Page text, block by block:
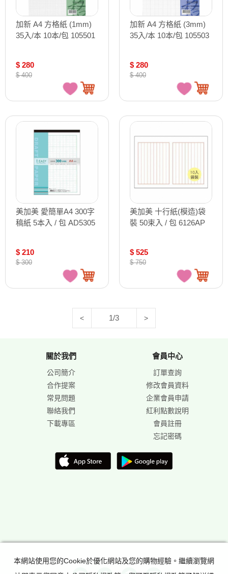
加新 A4 方格紙 (1mm)
35入/本 10本/包 105501
$ 280
$ 400
加新 A4 方格紙 (3mm)
35入/本 10本/包 105503
$ 280
$ 400
美加美 愛簡單A4 300字
稿紙 5本入 / 包 AD5305
$ 210
$ 300
美加美 十行紙(模造)袋
裝 50束入 / 包 6126AP
$ 525
$ 750
< 1/3 >
關於我們
公司簡介
合作提案
常見問題
聯絡我們
下載專區
會員中心
訂單查詢
修改會員資料
企業會員申請
紅利點數說明
會員註冊
忘記密碼
本網站使用您的Cookie於優化網站及您的購物經驗。繼續瀏覽網